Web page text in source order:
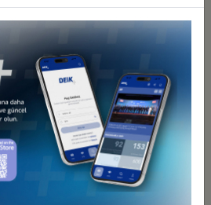
Başkanı General Jim Jones, 100
önemine değinerek, TAİK ve US
yıllık konferansın önümüzdeki yıl
İki ulusun büyük bir hedefi olduğunu
gerektiğini vurguladı.
iki liderin belirlemiş olduğu 100 milyar
iş dünyası koordinasyonunun
tarafından yürütüldüğünü ve bu
hedef sektörlere ilişkin toplantıların